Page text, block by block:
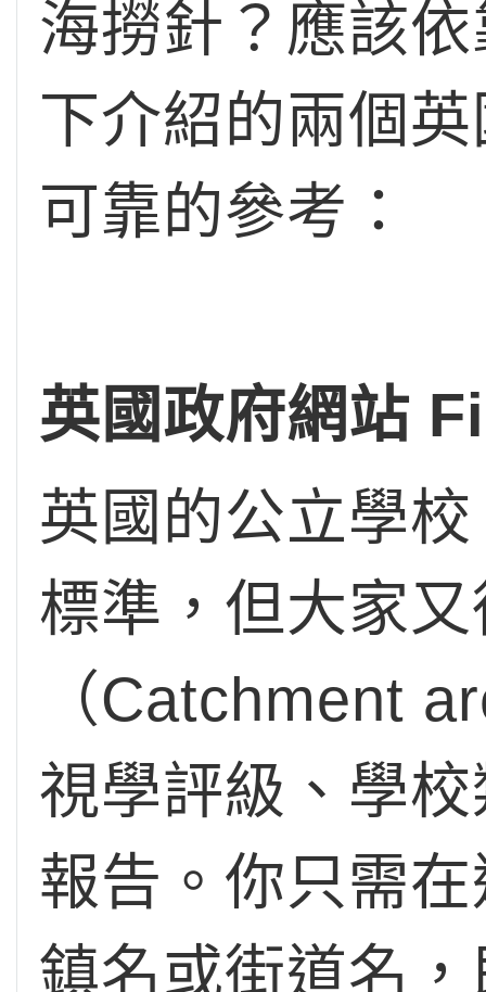
海撈針？應該
下介紹的兩個
可靠的參考：
英國政府網站
英國的公立學
標準，但大家
（Catchment
視學評級、學
報告。你只需
鎮名或街道名